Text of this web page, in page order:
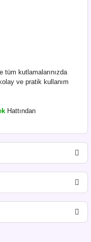
tüm kutlamalarınızda
ve pratik kullanım
Hattından